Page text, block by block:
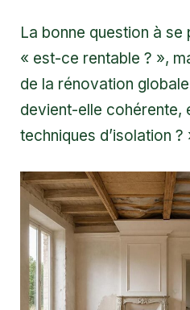
La bonne question à se
« est-ce rentable ? »,
de la rénovation
devient-elle cohérente,
techniques d’isolation ?